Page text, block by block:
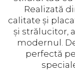
Realizată
calitate și
și strălucitor,
modernul.
perfectă